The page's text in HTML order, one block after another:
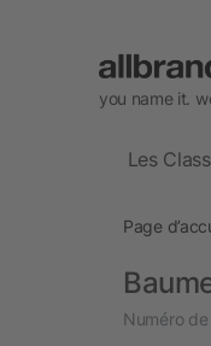
you name it.
Les
Page
Numéro de